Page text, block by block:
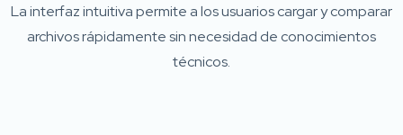
La interfaz intuitiva permite a los usuarios cargar y comparar
archivos rápidamente sin necesidad de conocimientos
técnicos.